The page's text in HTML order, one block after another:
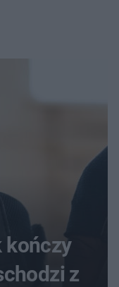
kończy
z